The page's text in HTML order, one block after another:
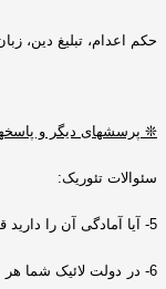
حکم اعدام، تبلیغ دین،
❊ پرسشهای دیگر و
سئوالات تئوریک:
5- آیا آمادگی آن را
6-
در دولت لائیک شما هر